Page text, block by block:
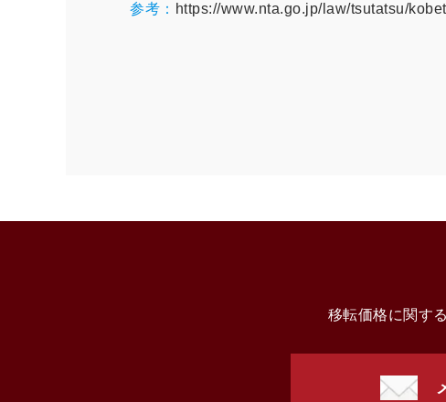
参考： https://www.nta.go.jp/law/tsutatsu/
移転価格に関す